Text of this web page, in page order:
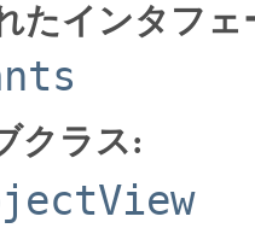
たインタフェ
クラス: